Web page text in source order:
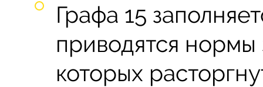
Графа 15
приводятся
которых